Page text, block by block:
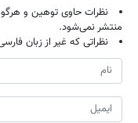
نظرات حاوی توهین و
منتشر نمی‌شود.
نظراتی که غیر از زبان